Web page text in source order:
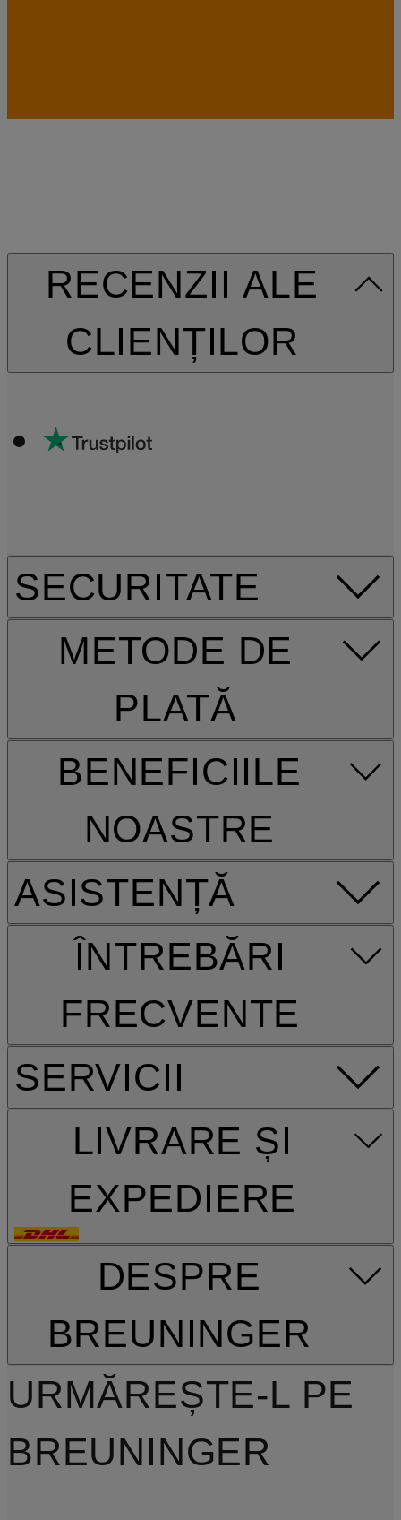
ASISTENȚĂ
ÎNTREBĂRI
FRECVENTE
SERVICII
LIVRARE ȘI
EXPEDIERE
RECENZII ALE
CLIENȚILOR
SECURITATE
METODE DE
PLATĂ
BENEFICIILE
NOASTRE
DESPRE
BREUNINGER
URMĂREȘTE-L PE
BREUNINGER